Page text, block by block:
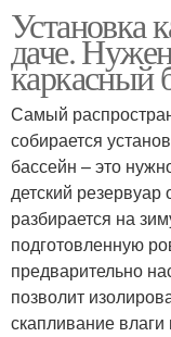
Установка
даче.
каркасный
Самый
собирается
бассейн – это
детский
разбирается на
подготовленную
предварительно
позволит
скапливание